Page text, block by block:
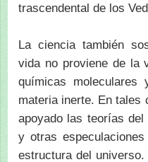
trascendental de los
La ciencia también
vida no proviene de la
químicas
materia inerte. En tales
apoyado las teorías
y otras
estructura del universo.